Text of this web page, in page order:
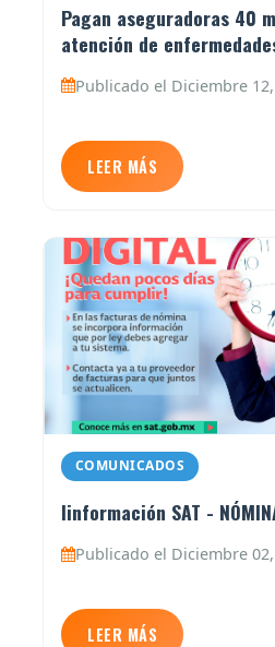
Pagan aseguradoras 40
atención de
Publicado el Diciembre
LEER MÁS
COMUNICADOS
Iinformación SAT -
Publicado el Diciembre
LEER MÁS